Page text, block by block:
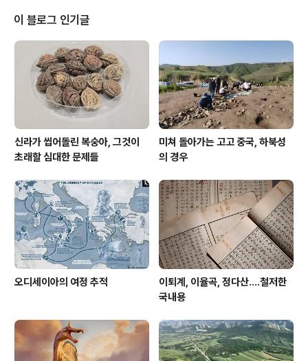
계속 이어진다는 말이다. 우리는 이런 면에서 고도의 완성
도를 가진 역사서술에 실패하고 있다. 도자기는 일본에 전
해주었고, 일본인들도 감탄 할 정도의 예술성이 있기 때문
에 교과서에 들어간다. 금속활자는 세계 최초로 만들었기
때문에 교과서에 들어간다. 각종 자랑거리를 원칙도 없고
상호간 인과관계도 없이 백화점식으로 늘..
이 블로그 인기글
신라가 씹어돌린 복숭아, 그것이
초래할 심대한 문제들
미쳐 돌아가는 고고 중국, 하북성
의 경우
오디세이아의 여정 추적
이퇴계, 이율곡, 정다산....철저한
국내용